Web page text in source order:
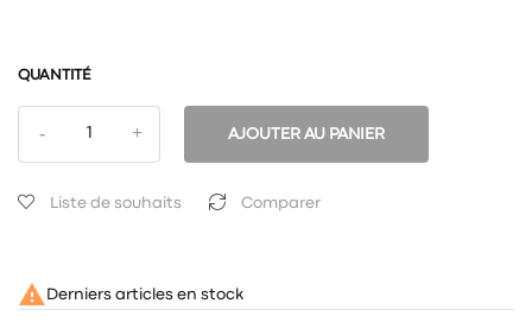
QUANTITÉ
AJOUTER AU PANIER
Liste de souhaits Comparer
 Derniers articles en stock